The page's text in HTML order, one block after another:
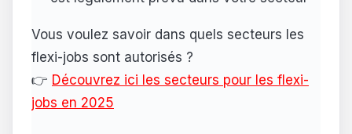
Vous voulez savoir dans quels secteurs les
flexi-jobs sont autorisés ?
👉 Découvrez ici les secteurs pour les flexi-
jobs en 2025